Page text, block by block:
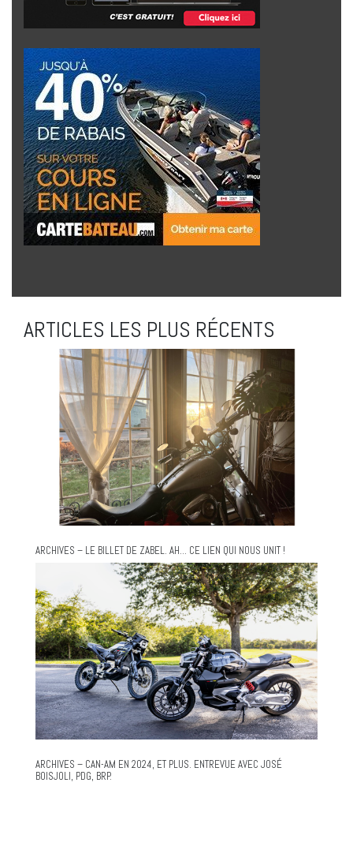
ARTICLES LES PLUS RÉCENTS
ARCHIVES – LE BILLET DE ZABEL. AH… CE LIEN QUI NOUS UNIT !
ARCHIVES – CAN-AM EN 2024, ET PLUS. ENTREVUE AVEC JOSÉ
BOISJOLI, PDG, BRP.